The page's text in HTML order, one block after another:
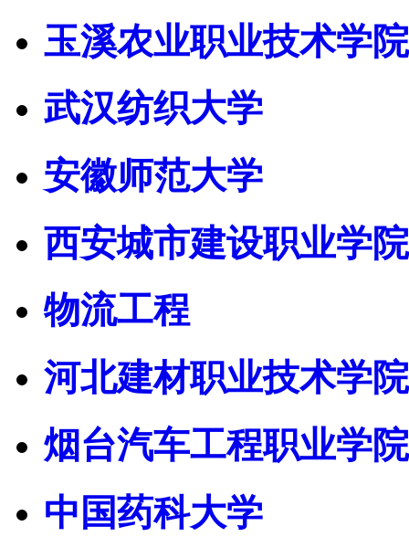
玉溪农业职业技术学院
武汉纺织大学
安徽师范大学
西安城市建设职业学院
物流工程
河北建材职业技术学院
烟台汽车工程职业学院
中国药科大学